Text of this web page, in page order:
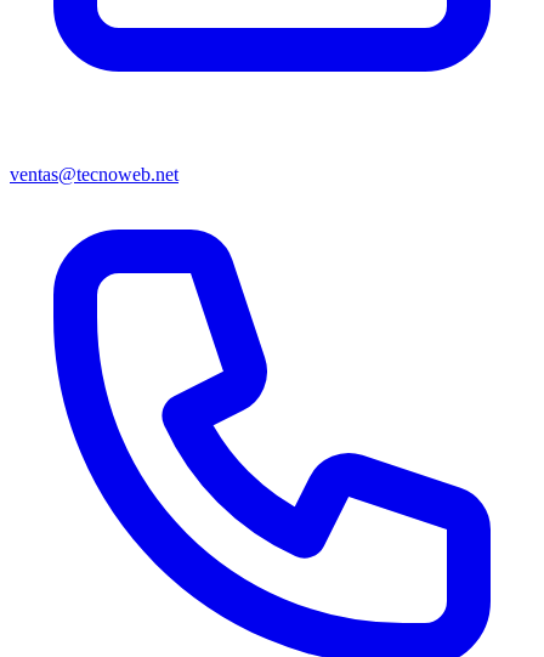
ventas@tecnoweb.net